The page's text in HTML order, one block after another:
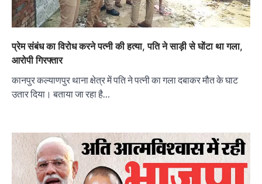
प्रेम संबंध का विरोध करने पत्नी की हत्या, पति ने साड़ी से घोंटा था गला,
आरोपी गिरफ्तार
कानपुर कल्याणपुर थाना क्षेत्र में पति ने पत्नी का गला दबाकर मौत के घाट
उतार दिया। बताया जा रहा है…